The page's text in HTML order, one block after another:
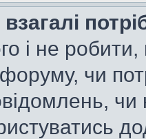
і не робити,
чи
чи